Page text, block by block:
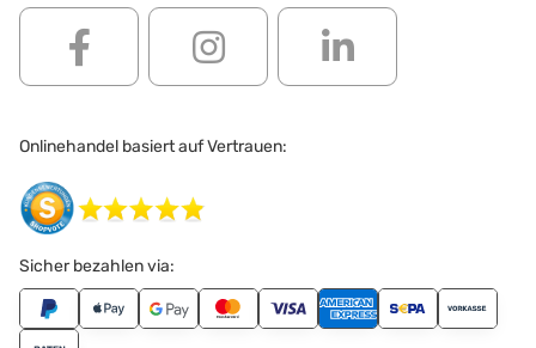
Onlinehandel basiert auf Vertrauen:
Sicher bezahlen via: